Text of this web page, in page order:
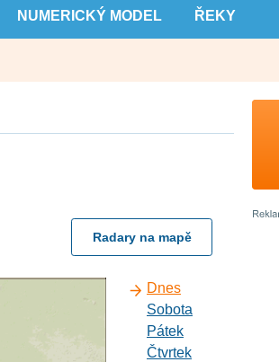
NUMERICKÝ MODEL ŘEKY
Radary na mapě
Dnes
Sobota
Pátek
Čtvrtek